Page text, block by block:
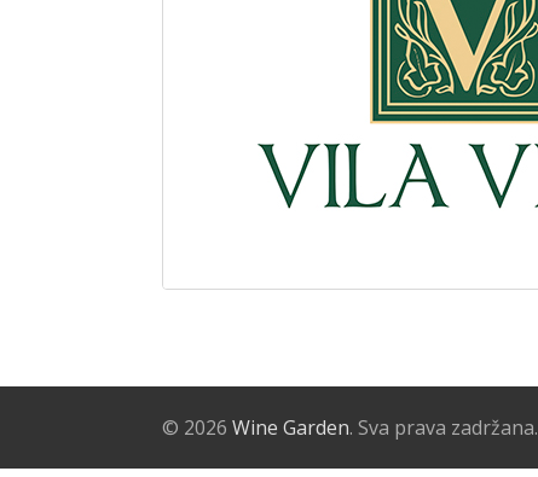
© 2026Wine Garden. Sva prava zadržana.